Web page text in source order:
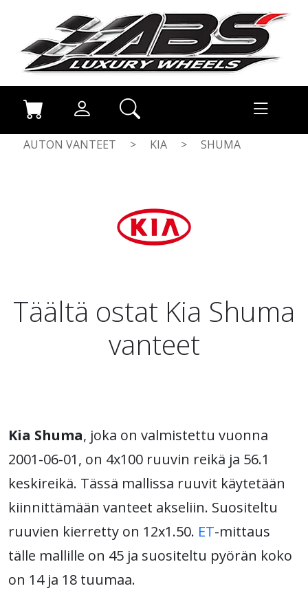
AUTON VANTEET > KIA > SHUMA
Täältä ostat Kia Shuma
vanteet
Kia Shuma, joka on valmistettu vuonna
2001-06-01, on 4x100 ruuvin reikä ja 56.1
keskireikä. Tässä mallissa ruuvit käytetään
kiinnittämään vanteet akseliin. Suositeltu
ruuvien kierretty on 12x1.50. ET-mittaus
tälle mallille on 45 ja suositeltu pyörän koko
on 14 ja 18 tuumaa.